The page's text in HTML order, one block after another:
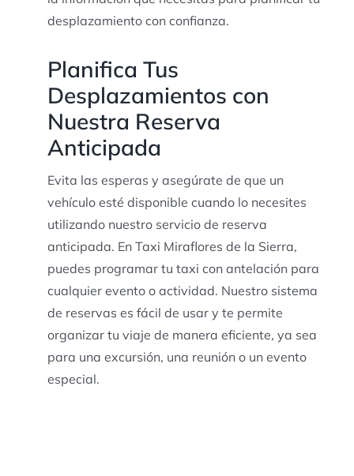
desplazamiento con confianza.
Planifica Tus
Desplazamientos con
Nuestra Reserva
Anticipada
Evita las esperas y asegúrate de que un
vehículo esté disponible cuando lo necesites
utilizando nuestro servicio de reserva
anticipada. En Taxi Miraflores de la Sierra,
puedes programar tu taxi con antelación para
cualquier evento o actividad. Nuestro sistema
de reservas es fácil de usar y te permite
organizar tu viaje de manera eficiente, ya sea
para una excursión, una reunión o un evento
especial.